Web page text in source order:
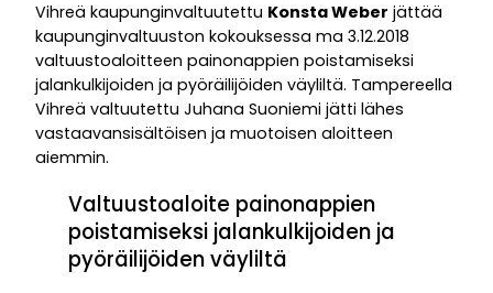
Vihreä kaupunginvaltuutettu Konsta Weber jättää
kaupunginvaltuuston kokouksessa ma 3.12.2018
valtuustoaloitteen painonappien poistamiseksi
jalankulkijoiden ja pyöräilijöiden väyliltä. Tampereella
Vihreä valtuutettu Juhana Suoniemi jätti lähes
vastaavansisältöisen ja muotoisen aloitteen
aiemmin.
Valtuustoaloite painonappien
poistamiseksi jalankulkijoiden ja
pyöräilijöiden väyliltä